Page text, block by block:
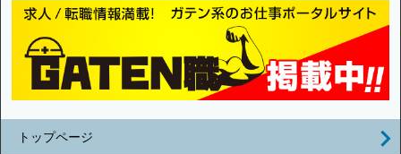
トップページ